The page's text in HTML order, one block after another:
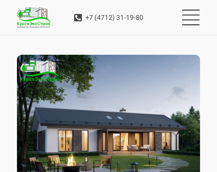
+7 (4712) 31-19-80